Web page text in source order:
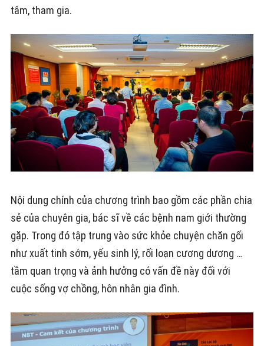
tâm, tham gia.
Nội dung chính của chương trình bao gồm các phần chia
sẻ của chuyên gia, bác sĩ về các bệnh nam giới thường
gặp. Trong đó tập trung vào sức khỏe chuyện chăn gối
như xuất tinh sớm, yếu sinh lý, rối loạn cương dương …
tầm quan trọng và ảnh hưởng có vấn đề này đối với
cuộc sống vợ chồng, hôn nhân gia đình.